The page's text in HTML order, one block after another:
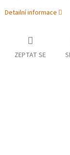
Detailní informace
ZEPTAT SE